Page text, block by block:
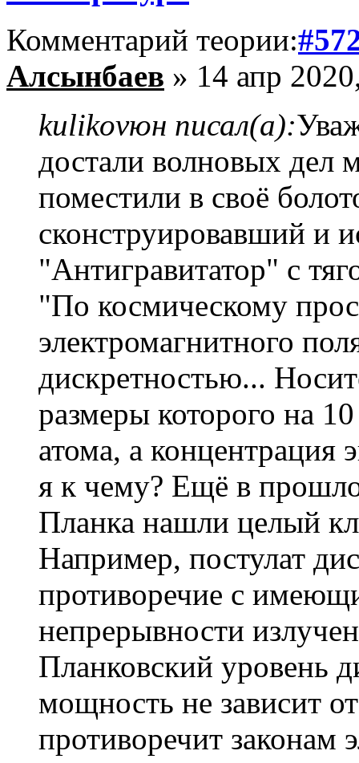
Комментарий теории:
Алсынбаев » 14 апр
kulikovюн писал(а):
достали волновых дел
поместили в своё
сконструировавший и
"Антигравитатор" с
"По космическому
электромагнитного
дискретностью...
размеры которого на
атома, а концентрация
я к чему? Ещё в
Планка нашли целый
Например, постулат
противоречие с
непрерывности
Планковский уровень
мощность не зависит
противоречит законам